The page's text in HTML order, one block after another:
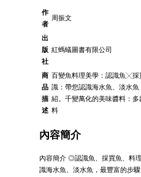
作
者
周振文
出
版
社
紅螞蟻圖書有限公司
商
品
描
述
百變魚料理美學：認識魚╳
識：帶您認識海水魚、淡水
紹。千變萬化的美味醬料：
料
內容簡介
內容簡介 ◎認識魚、採買魚、料
識海水魚、淡水魚，最豐富的步